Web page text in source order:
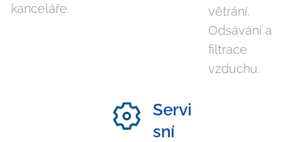
kanceláře.
větrání.
Odsávání a
filtrace
vzduchu.
Servi
sní